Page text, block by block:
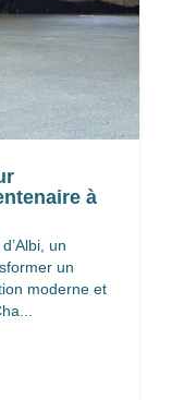
à
un
un
moderne et